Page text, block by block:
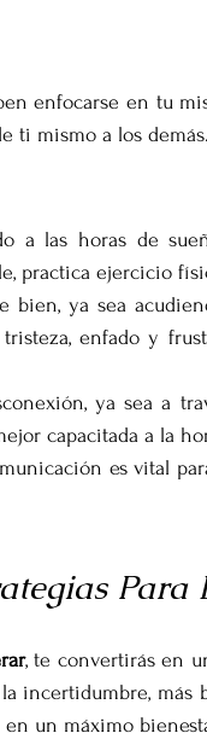
enfocarse en tu
ti mismo a los demás.
a las horas de
practica ejercicio
bien, ya sea
enfado y
ya sea a
capacitada a la
es vital
Para
, te convertirás en
incertidumbre, más
un máximo